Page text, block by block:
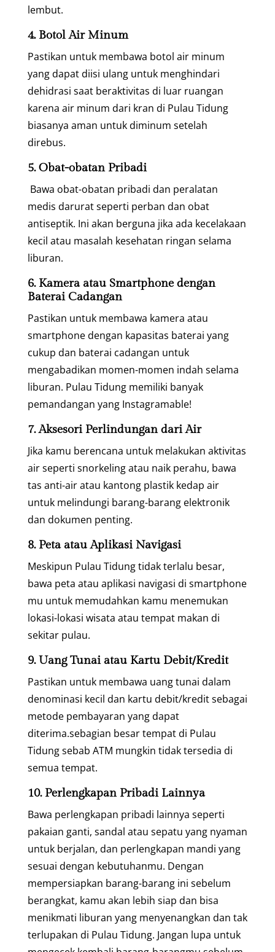
lembut.
4. Botol Air Minum
Pastikan untuk membawa botol air minum
yang dapat diisi ulang untuk menghindari
dehidrasi saat beraktivitas di luar ruangan
karena air minum dari kran di Pulau Tidung
biasanya aman untuk diminum setelah
direbus.
5. Obat-obatan Pribadi
Bawa obat-obatan pribadi dan peralatan
medis darurat seperti perban dan obat
antiseptik. Ini akan berguna jika ada kecelakaan
kecil atau masalah kesehatan ringan selama
liburan.
6. Kamera atau Smartphone dengan
Baterai Cadangan
Pastikan untuk membawa kamera atau
smartphone dengan kapasitas baterai yang
cukup dan baterai cadangan untuk
mengabadikan momen-momen indah selama
liburan. Pulau Tidung memiliki banyak
pemandangan yang Instagramable!
7. Aksesori Perlindungan dari Air
Jika kamu berencana untuk melakukan aktivitas
air seperti snorkeling atau naik perahu, bawa
tas anti-air atau kantong plastik kedap air
untuk melindungi barang-barang elektronik
dan dokumen penting.
8. Peta atau Aplikasi Navigasi
Meskipun Pulau Tidung tidak terlalu besar,
bawa peta atau aplikasi navigasi di smartphone
mu untuk memudahkan kamu menemukan
lokasi-lokasi wisata atau tempat makan di
sekitar pulau.
9. Uang Tunai atau Kartu Debit/Kredit
Pastikan untuk membawa uang tunai dalam
denominasi kecil dan kartu debit/kredit sebagai
metode pembayaran yang dapat
diterima.sebagian besar tempat di Pulau
Tidung sebab ATM mungkin tidak tersedia di
semua tempat.
10. Perlengkapan Pribadi Lainnya
Bawa perlengkapan pribadi lainnya seperti
pakaian ganti, sandal atau sepatu yang nyaman
untuk berjalan, dan perlengkapan mandi yang
sesuai dengan kebutuhanmu. Dengan
mempersiapkan barang-barang ini sebelum
berangkat, kamu akan lebih siap dan bisa
menikmati liburan yang menyenangkan dan tak
terlupakan di Pulau Tidung. Jangan lupa untuk